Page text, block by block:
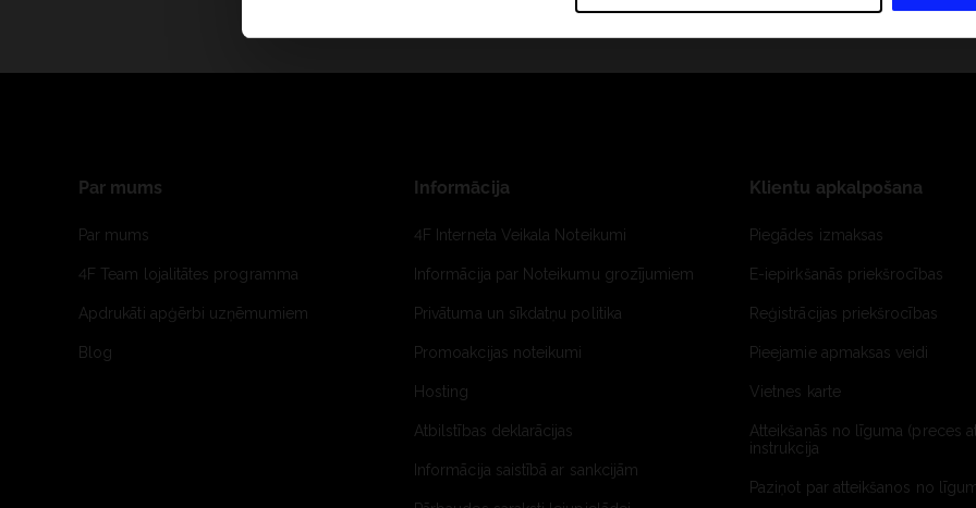
VEIKALU ADRESES B2B 4F TEAM LOJALITĀTES
Par mums
Par mums
4F Team lojalitātes programma
Apdrukāti apģērbi uzņēmumiem
Blog
Informācija
4F Interneta Veikala Noteikumi
Informācija par Noteikumu grozījumiem
Privātuma un sīkdatņu politika
Promoakcijas noteikumi
Hosting
Atbilstības deklarācijas
Informācija saistībā ar sankcijām
Klientu apkalpošana
Piegādes izmaksas
E-iepirkšanās priekšrocības
Reģistrācijas priekšrocības
Pieejamie apmaksas veidi
Vietnes karte
Atteikšanās no līguma (preces
instrukcija
Paziņot par atteikšanos no